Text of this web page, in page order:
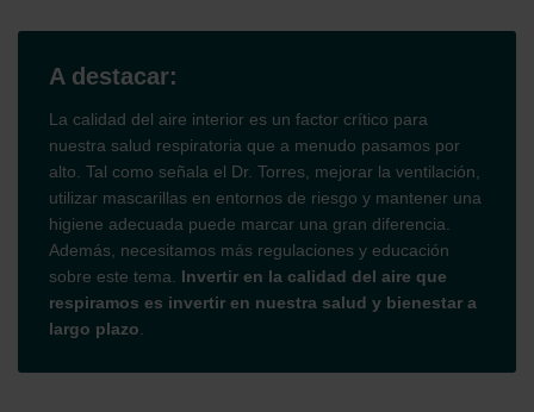
Zehnder Group Schweiz AG: Datenschutz
danych Zehnder
A destacar:
La calidad del aire interior es un factor crítico para
nuestra salud respiratoria que a menudo pasamos por
alto. Tal como señala el Dr. Torres, mejorar la ventilación,
utilizar mascarillas en entornos de riesgo y mantener una
higiene adecuada puede marcar una gran diferencia.
Además, necesitamos más regulaciones y educación
sobre este tema. Invertir en la calidad del aire que
respiramos es invertir en nuestra salud y bienestar a
largo plazo